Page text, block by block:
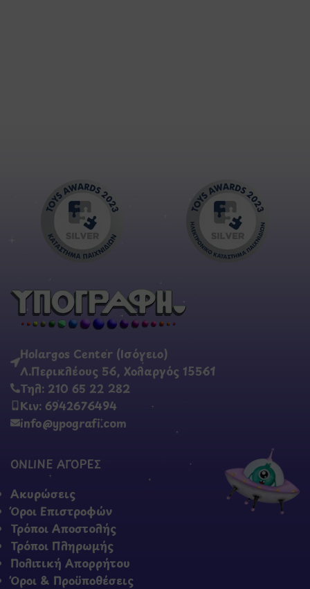
Holargos Center (Ισόγειο)
Λ.Περικλέους 56, Χολαργός 15561
Τηλ: 210 65 22 282
Κιν: 6942676494
info@ypografi.com
ONLINE ΑΓΟΡΕΣ
Ακυρώσεις
Όροι Επιστροφών
Τρόποι Αποστολής
Τρόποι Πληρωμής
Πολιτική Απορρήτου
Όροι & Προϋποθέσεις